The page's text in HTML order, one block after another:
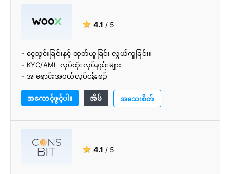
★ 4.1 / 5
- ငွေသွင်းခြင်းနှင့် ထုတ်ယူခြင်း လွယ်ကူခြင်း။
- KYC/AML လုပ်ထုံးလုပ်နည်းများ
- အ ရောင်းအဝယ်လုပ်ငန်းစဉ်
အကောင့်ဖွင့်ပါ။
အိမ် အသေးစိတ်
★ 4.1 / 5